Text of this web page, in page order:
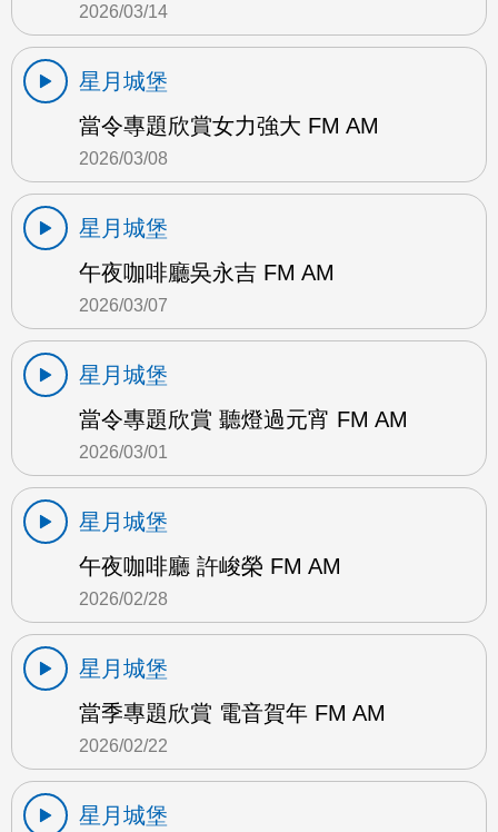
2026/03/14
星月城堡
當令專題欣賞女力強大 FM AM
2026/03/08
星月城堡
午夜咖啡廳吳永吉 FM AM
2026/03/07
星月城堡
當令專題欣賞 聽燈過元宵 FM AM
2026/03/01
星月城堡
午夜咖啡廳 許峻榮 FM AM
2026/02/28
星月城堡
當季專題欣賞 電音賀年 FM AM
2026/02/22
星月城堡